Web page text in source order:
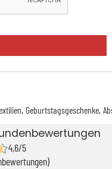
Geburtstagsgeschenke
4,6/5